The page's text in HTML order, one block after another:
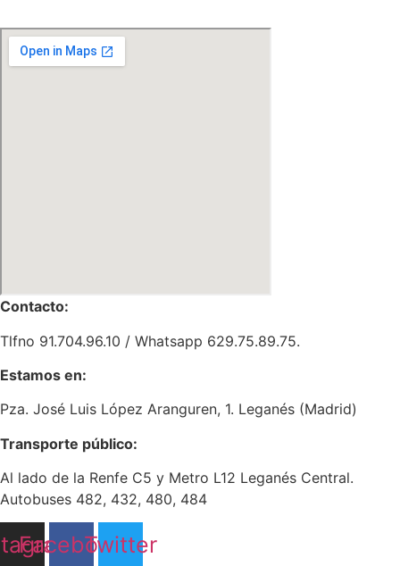
Contacto:
Tlfno 91.704.96.10 / Whatsapp 629.75.89.75.
Estamos en:
Pza. José Luis López Aranguren, 1. Leganés (Madrid)
Transporte público:
Al lado de la Renfe C5 y Metro L12 Leganés Central.
Autobuses 482, 432, 480, 484
Facebook
Twitter